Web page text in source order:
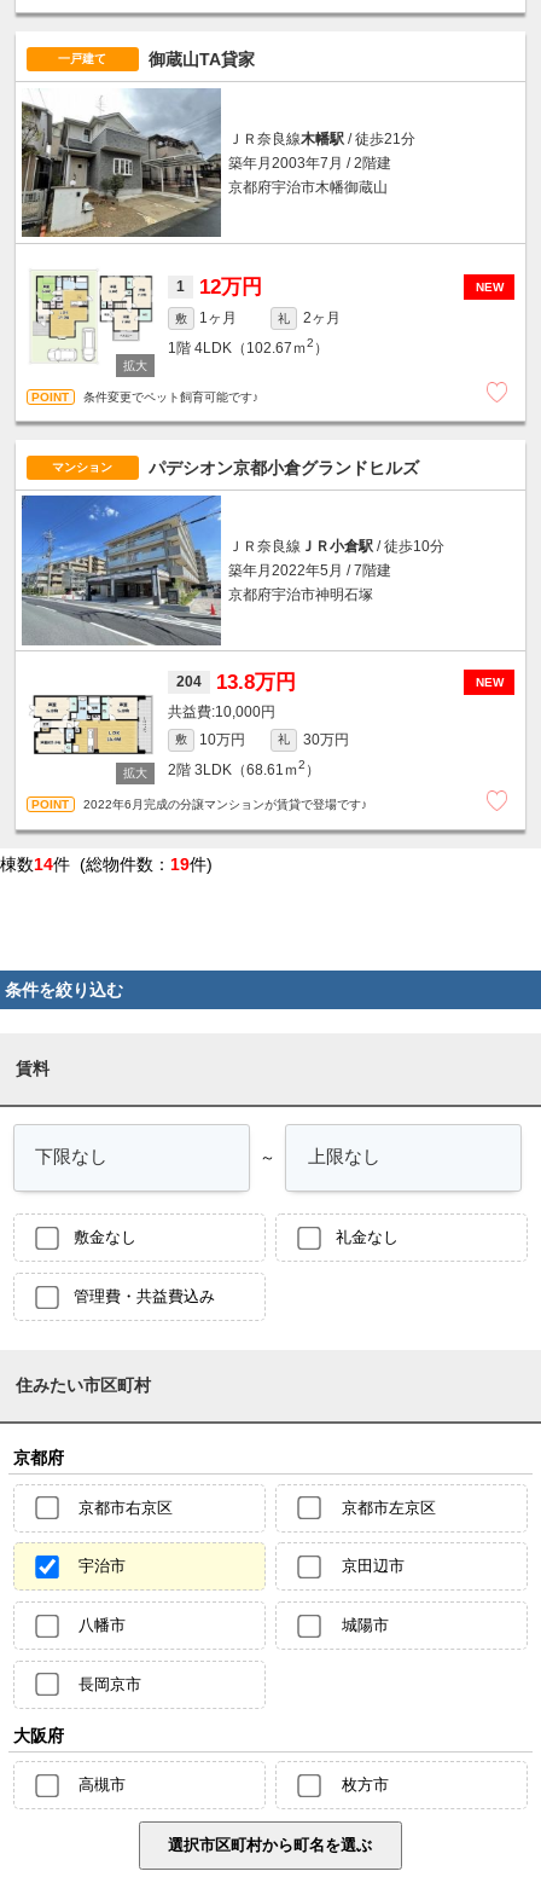
一戸建て 御蔵山TA貸家
ＪＲ奈良線木幡駅/ 徒歩21分
築年月2003年7月 / 2階建
京都府宇治市木幡御蔵山
NEW
1 12万円
敷 1ヶ月 礼
2ヶ月
1階 4LDK（102.67ｍ2 ）
条件変更でペット飼育可能です♪
マンション パデシオン京都小倉グランドヒルズ
ＪＲ奈良線 ＪＲ小倉駅/ 徒歩10分
築年月2022年5月 / 7階建
京都府宇治市神明石塚
NEW
204 13.8万円
10,000円
敷 10万円 礼
30万円
2階 3LDK（68.61ｍ2 ）
2022年6月完成の分譲マンションが賃貸で登場です♪
棟数14件 (総物件数： 19件)
条件を絞り込む
賃料
～
敷金なし 礼金なし
管理費・共益費込み
住みたい市区町村
京都府
京都市右京区 京都市左京区
宇治市 京田辺市
八幡市 城陽市
長岡京市
大阪府
高槻市 枚方市